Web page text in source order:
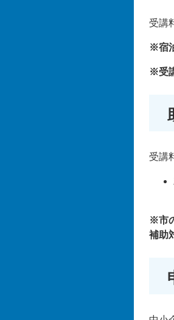
受講
※宿
※受
受講
※市
補助